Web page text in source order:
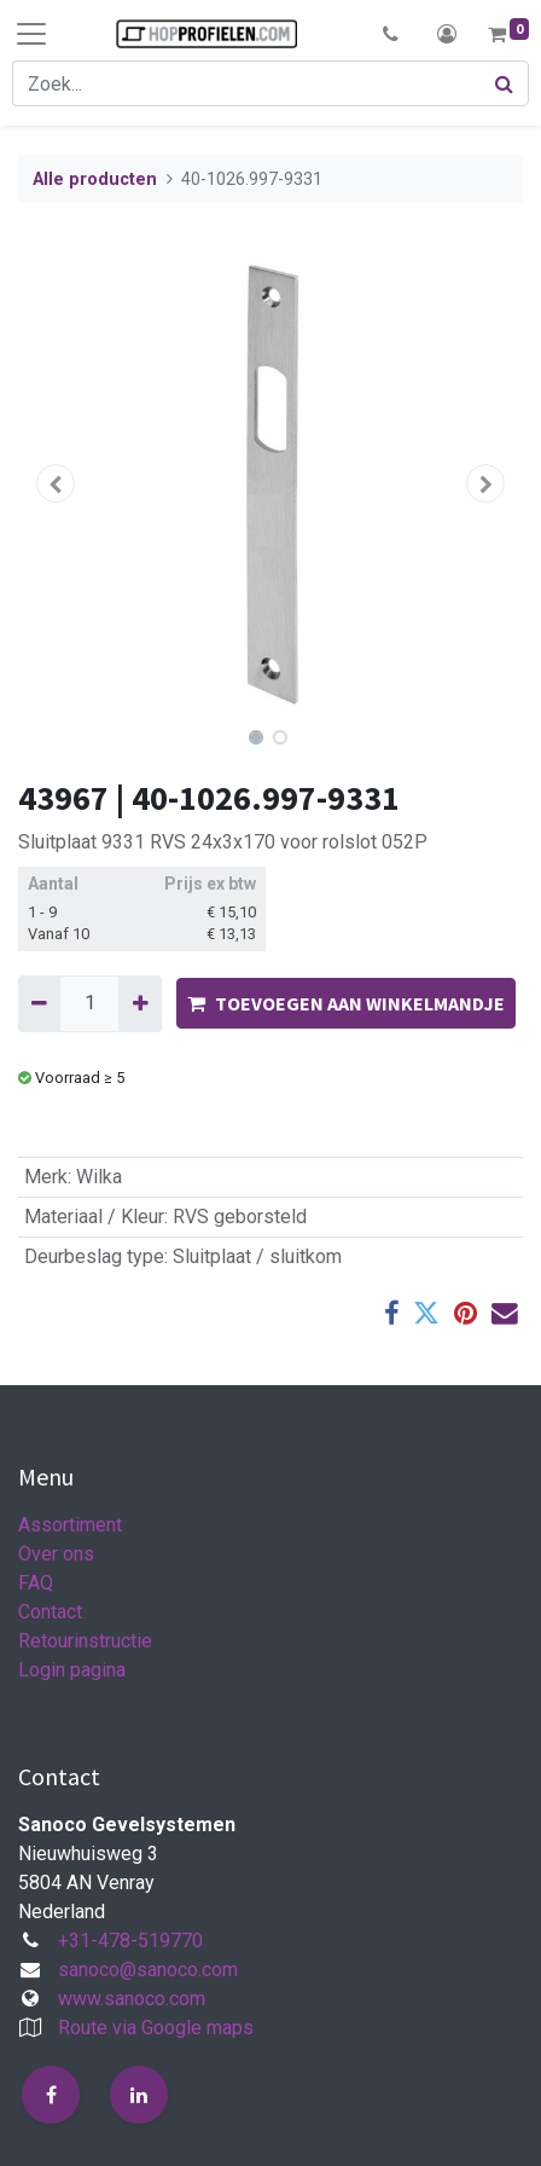
0
Alle producten 40-1026.997-9331
43967 | 40-1026.997-9331
Sluitplaat 9331 RVS 24x3x170 voor rolslot 052P
Aantal Prijs ex btw
1 - 9 € 15,10
Vanaf 10
€ 13,13
TOEVOEGEN AAN WINKELMANDJE
Voorraad ≥ 5
Merk: Wilka
Materiaal / Kleur: RVS geborsteld
Deurbeslag type: Sluitplaat / sluitkom
Menu
Assortiment
Over ons
FAQ
Contact
Retourinstructie
Login pagina
Contact
Sanoco Gevelsystemen
Nieuwhuisweg 3
5804 AN Venray
Nederland
+31-478-519770
sanoco@sanoco.com
www.sanoco.com
Route via Google maps